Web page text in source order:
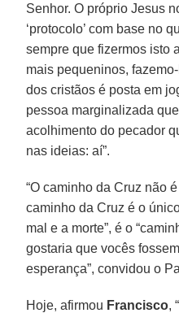
Senhor. O próprio Jesus
‘protocolo’ com base no
sempre que fizermos isto
mais pequeninos,
dos cristãos é posta em
pessoa marginalizada
acolhimento do pecador
nas ideias: aí”.
“O caminho da Cruz não
caminho da Cruz é o
mal e a morte”, é o
gostaria que vocês
esperança”, convidou o
Hoje, afirmou Francisco,